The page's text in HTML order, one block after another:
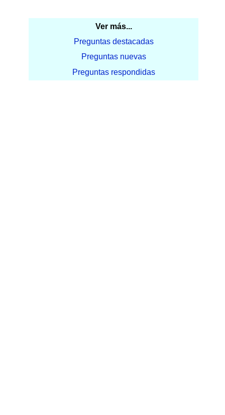
Ver más...
Preguntas destacadas
Preguntas nuevas
Preguntas respondidas